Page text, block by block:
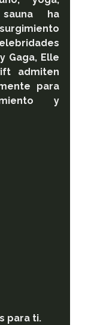
ha
Gaga, Elle
admiten
para
y
para ti.